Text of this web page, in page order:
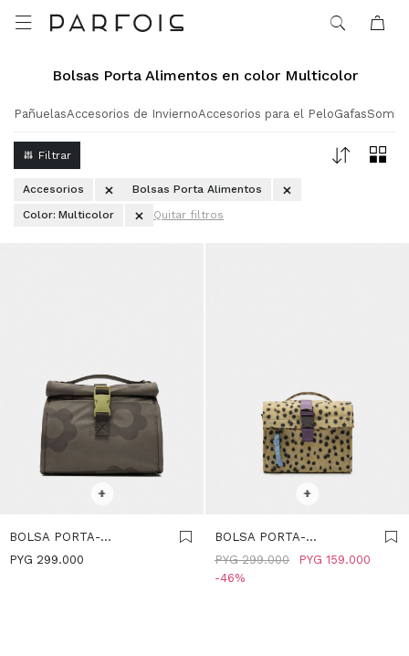

Bolsas Porta Alimentos en color Multicolor
PañuelasAccesorios de InviernoAccesorios para el PeloGafas
Accesorios
Bolsas Porta Alimentos
Color: Multicolor Quitar filtros
+
BOLSA PORTA-
ALIMENTOS DE NYLON
PYG 299.000
+
BOLSA PORTA-
ALIMENTOS DE NYLON
ESTAMPADA -
PYG 159.000
PYG 299.000
46